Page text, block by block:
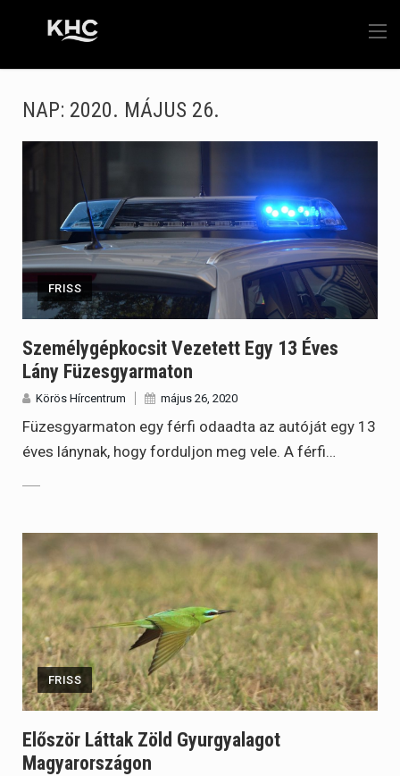
NAP: 2020. MÁJUS 26.
FRISS
Személygépkocsit Vezetett Egy 13 Éves
Lány Füzesgyarmaton
Körös Hírcentrum május 26, 2020
Füzesgyarmaton egy férfi odaadta az autóját egy 13
éves lánynak, hogy forduljon meg vele. A férfi…
FRISS
Először Láttak Zöld Gyurgyalagot
Magyarországon